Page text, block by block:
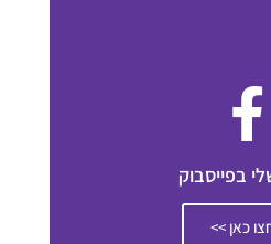
בפייסבוק
כאן >>